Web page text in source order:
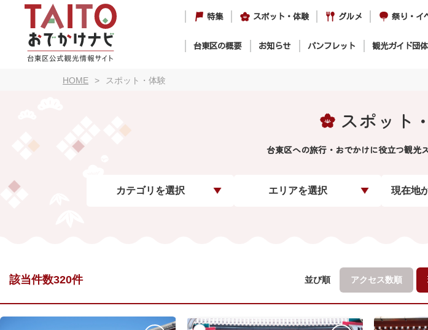
特集 スポット・体験 グルメ 祭り・イ
台東区の概要 お知らせ パンフレット 観光ガイド団体
HOME スポット・体験
スポット
台東区への旅行・おでかけに役立つ観光
カテゴリを選択 エリアを選択 現在地
該当件数320件 並び順 アクセス数順